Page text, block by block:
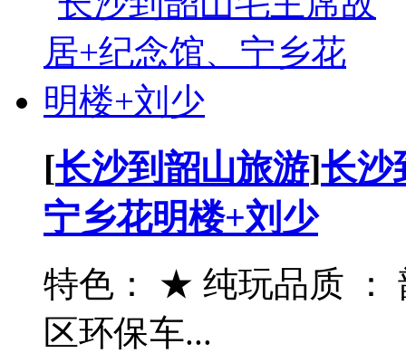
[长沙到韶山旅游]长沙
宁乡花明楼+刘少
特色： ★ 纯玩品质 ：
区环保车...